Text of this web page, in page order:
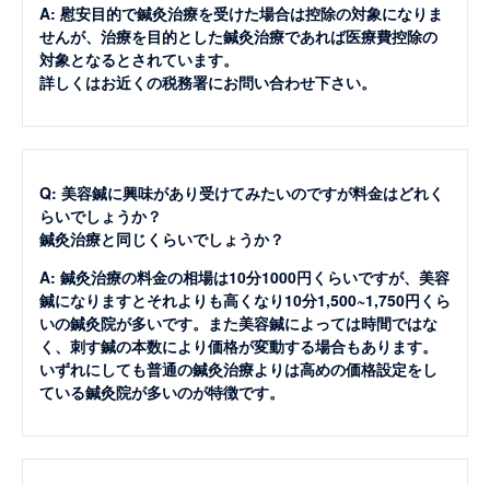
A: 慰安目的で鍼灸治療を受けた場合は控除の対象になりま
せんが、治療を目的とした鍼灸治療であれば医療費控除の
対象となるとされています。
詳しくはお近くの税務署にお問い合わせ下さい。
Q: 美容鍼に興味があり受けてみたいのですが料金はどれく
らいでしょうか？
鍼灸治療と同じくらいでしょうか？
A: 鍼灸治療の料金の相場は10分1000円くらいですが、美容
鍼になりますとそれよりも高くなり10分1,500~1,750円くら
いの鍼灸院が多いです。また美容鍼によっては時間ではな
く、刺す鍼の本数により価格が変動する場合もあります。
いずれにしても普通の鍼灸治療よりは高めの価格設定をし
ている鍼灸院が多いのが特徴です。